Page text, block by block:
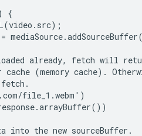
{
already, fetch will
cache (memory cache).
file_1.webm')
into the new sourceBuffer.